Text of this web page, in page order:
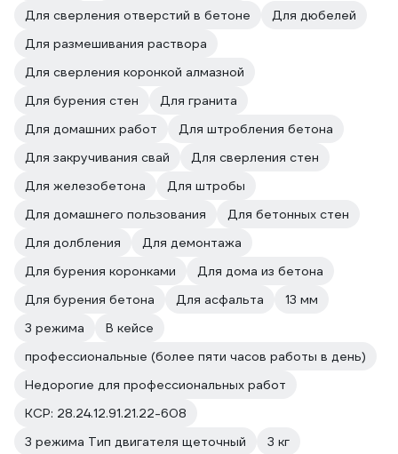
Для сверления отверстий в бетоне
Для дюбелей
Для размешивания раствора
Для сверления коронкой алмазной
Для бурения стен
Для гранита
Для домашних работ
Для штробления бетона
Для закручивания свай
Для сверления стен
Для железобетона
Для штробы
Для домашнего пользования
Для бетонных стен
Для долбления
Для демонтажа
Для бурения коронками
Для дома из бетона
Для бурения бетона
Для асфальта
13 мм
3 режима
В кейсе
профессиональные (более пяти часов работы в день)
Недорогие для профессиональных работ
КСР: 28.24.12.91.21.22-608
3 режима Тип двигателя щеточный
3 кг